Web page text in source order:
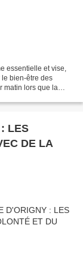
essentielle et vise,
le bien-être des
matin lors que la
LES
DE LA